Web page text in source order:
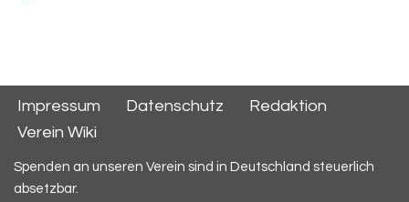
Impressum Datenschutz
Redaktion
Verein Wiki
Spenden an unseren Verein sind in Deutschland steuerlich
absetzbar.